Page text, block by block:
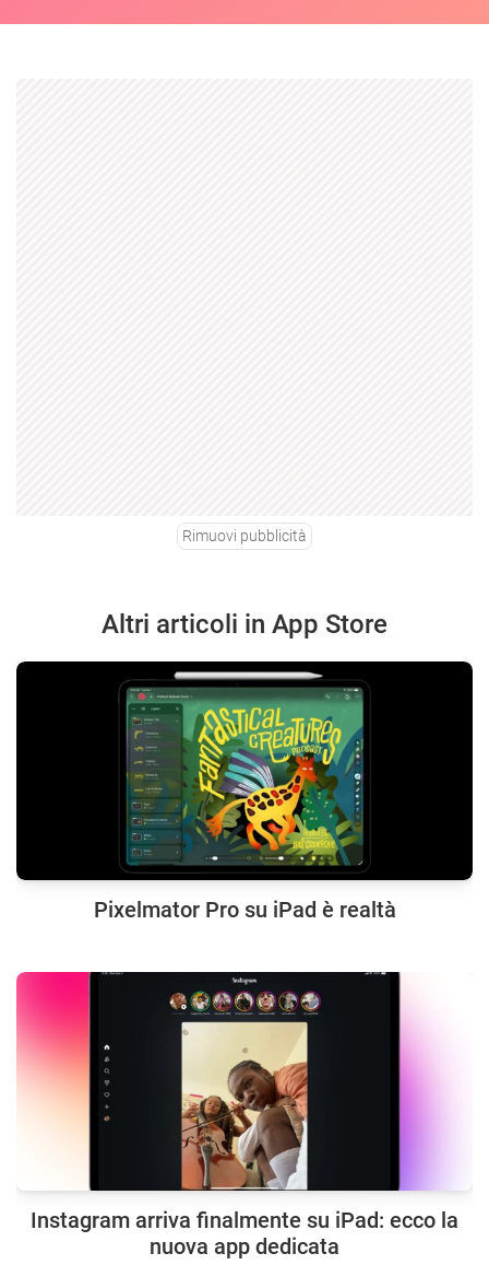
Rimuovi pubblicità
Altri articoli in App Store
Pixelmator Pro su iPad è realtà
Instagram arriva finalmente su iPad: ecco la
nuova app dedicata